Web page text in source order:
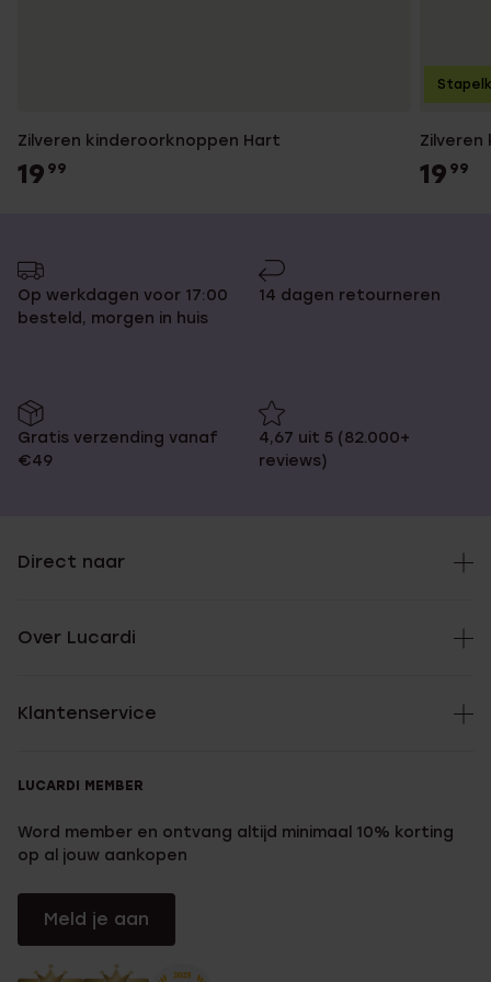
Zilveren kinderoorknoppen Hart
19 99 19 99
Op werkdagen voor 17:00
besteld, morgen in huis
14 dagen retourneren
Gratis verzending vanaf
€49
4,67 uit 5 (82.000+
reviews)
Direct naar
Over Lucardi
Klantenservice
LUCARDI MEMBER
Word member en ontvang altijd minimaal 10% korting
op al jouw aankopen
Meld je aan